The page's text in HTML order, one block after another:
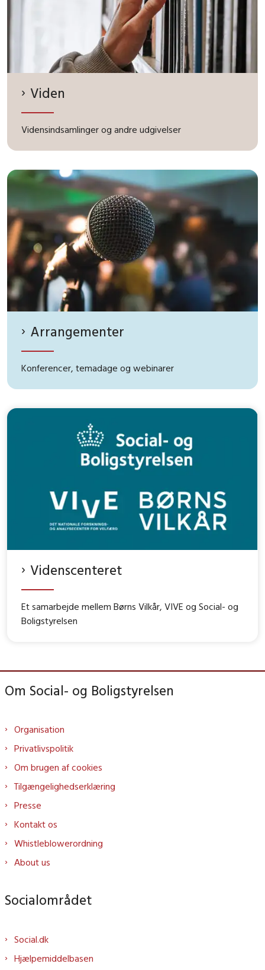
Viden
Vidensindsamlinger og andre udgivelser
Arrangementer
Konferencer, temadage og webinarer
Videnscenteret
Et samarbejde mellem Børns Vilkår, VIVE og Social- og
Boligstyrelsen
Om Social- og Boligstyrelsen
Organisation
Privatlivspolitik
Om brugen af cookies
Tilgængelighedserklæring
Presse
Kontakt os
Whistleblowerordning
About us
Socialområdet
Social.dk
Hjælpemiddelbasen